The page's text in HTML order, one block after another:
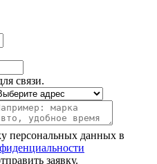
связи.
персональных данных в
заявку.